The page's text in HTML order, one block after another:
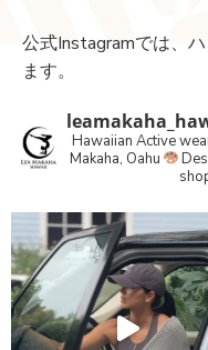
公式Instagramでは、
ます。
Hawaiian Active
Makaha, Oahu